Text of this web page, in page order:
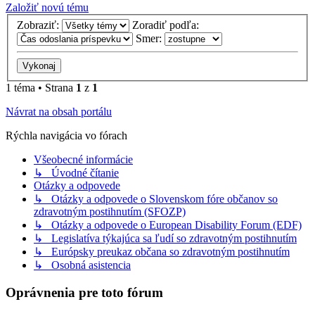
Založiť novú tému
Zobraziť:
Zoradiť podľa:
Smer:
1 téma • Strana 1 z 1
Návrat na obsah portálu
Rýchla navigácia vo fórach
Všeobecné informácie
↳ Úvodné čítanie
Otázky a odpovede
↳ Otázky a odpovede o Slovenskom fóre občanov so
zdravotným postihnutím (SFOZP)
↳ Otázky a odpovede o European Disability Forum (EDF)
↳ Legislatíva týkajúca sa ľudí so zdravotným postihnutím
↳ Európsky preukaz občana so zdravotným postihnutím
↳ Osobná asistencia
Oprávnenia pre toto fórum